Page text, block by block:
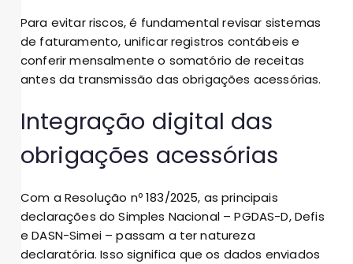
Para evitar riscos, é fundamental revisar sistemas
de faturamento, unificar registros contábeis e
conferir mensalmente o somatório de receitas
antes da transmissão das obrigações acessórias.
Integração digital das
obrigações acessórias
Com a Resolução nº 183/2025, as principais
declarações do Simples Nacional – PGDAS-D, Defis
e DASN-Simei – passam a ter natureza
declaratória. Isso significa que os dados enviados